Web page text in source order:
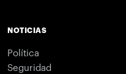
NOTICIAS
Política
Seguridad